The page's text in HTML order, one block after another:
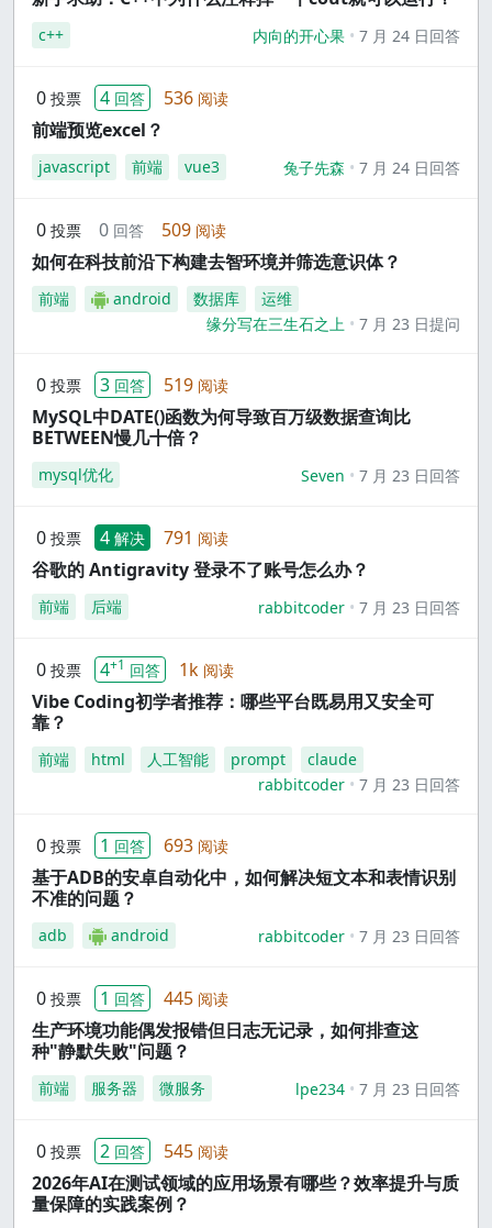
c++ 内向的开心果 7 月 24 日回答
0 投票 4 回答 536 阅读
前端预览excel？
javascript 前端 vue3 兔子先森 7 月 24 日回答
0 投票 0 回答 509 阅读
如何在科技前沿下构建去智环境并筛选意识体？
前端 android 数据库
运维
缘分写在三生石之上
7 月 23 日提问
0 投票 3 回答 519 阅读
MySQL中DATE()函数为何导致百万级数据查询比
BETWEEN慢几十倍？
mysql优化 Seven 7 月 23 日回答
0 投票 4 解决 791 阅读
谷歌的 Antigravity 登录不了账号怎么办？
前端 后端 rabbitcoder 7 月 23 日回答
0 投票 4+1 回答 1k 阅读
Vibe Coding初学者推荐：哪些平台既易用又安全可
靠？
前端 html 人工智能 prompt
claude
rabbitcoder
7 月 23 日回答
0 投票 1 回答 693 阅读
基于ADB的安卓自动化中，如何解决短文本和表情识别
不准的问题？
adb android rabbitcoder 7 月 23 日回答
0 投票 1 回答 445 阅读
生产环境功能偶发报错但日志无记录，如何排查这
种"静默失败"问题？
前端 服务器 微服务 lpe234 7 月 23 日回答
0 投票 2 回答 545 阅读
2026年AI在测试领域的应用场景有哪些？效率提升与质
量保障的实践案例？